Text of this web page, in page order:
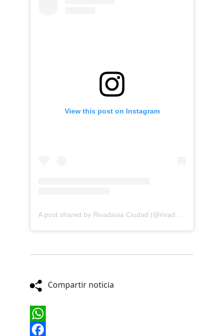
View this post on Instagram
A post shared by Rivadavia Ciudad (@rivadavia.ciudad)
Compartir noticia
WhatsApp